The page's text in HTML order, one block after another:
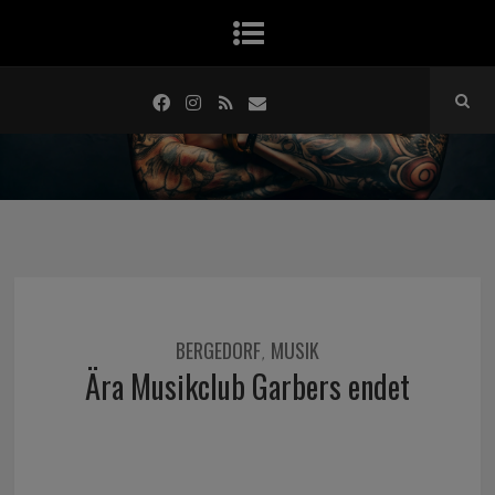
BERGEDORF, MUSIK
Ära Musikclub Garbers endet